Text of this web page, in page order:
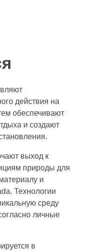
действия на
обеспечивают
и создают
выход к
природы для
и
Технологии
среду
личные
в